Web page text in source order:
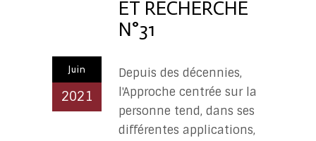
ET RECHERCHE
N°31
Juin
2021
Depuis des décennies,
l'Approche centrée sur la
personne tend, dans ses
différentes applications,